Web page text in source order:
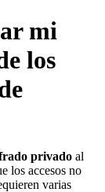
mi
los
privado al
los accesos no
varias